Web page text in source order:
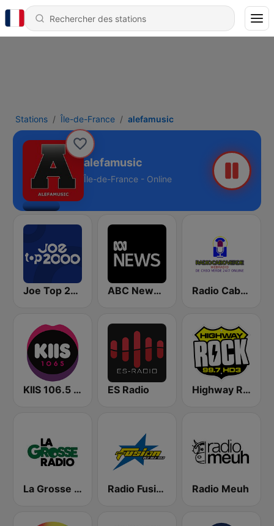
Stations Île-de-France alefamusic
alefamusic
Île-de-France - Online
Joe Top 2000 ABC News Radio Radio Cabo verde 80's, 90's & 00's
KIIS 106.5 FM ES Radio Highway Rock
La Grosse Radio Reggae Radio Fusion Radio Meuh